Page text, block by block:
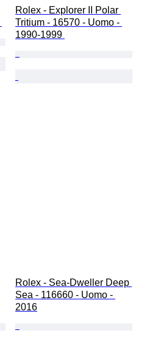
Rolex - Explorer II Polar
Tritium - 16570 - Uomo -
1990-1999
Rolex - Sea-Dweller Deep
Sea - 116660 - Uomo -
2016